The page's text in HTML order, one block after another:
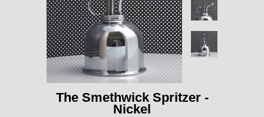
The Smethwick Spritzer -
Nickel